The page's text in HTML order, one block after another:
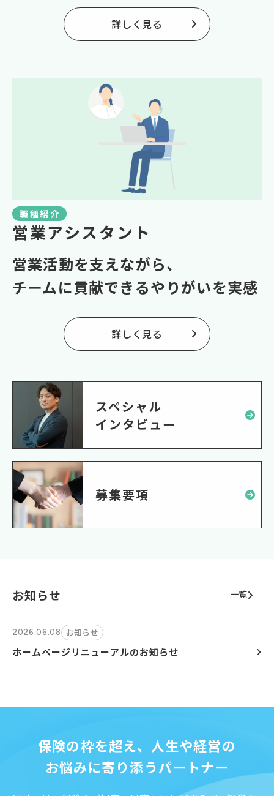
詳しく見る
職種紹介
営業アシスタント
営業活動を支えながら、
チームに貢献できるやりがいを実感
詳しく見る
スペシャル
インタビュー
募集要項
お知らせ 一覧
2026.06.08 お知らせ
ホームページリニューアルのお知らせ
保険の枠を超え、人生や経営の
お悩みに寄り添うパートナー